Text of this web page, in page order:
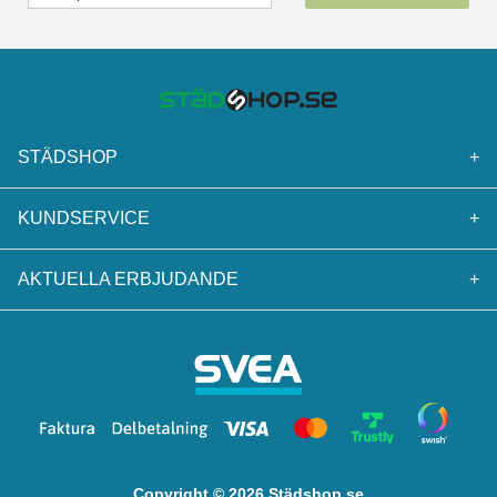
STÄDSHOP +
KUNDSERVICE +
AKTUELLA ERBJUDANDE +